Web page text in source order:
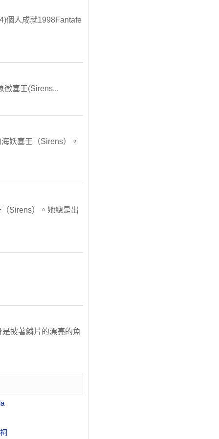
個人成就1998Fantafe
徵塞壬(Sirens...
妖塞壬（Sirens）。
Sirens）。她總是出
披著鱗片的漂亮的魚